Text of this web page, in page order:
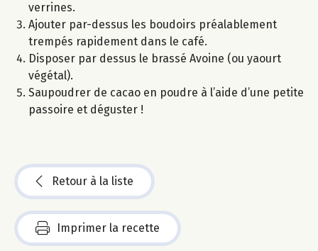
verrines.
Ajouter par-dessus les boudoirs préalablement
trempés rapidement dans le café.
Disposer par dessus le brassé Avoine (ou yaourt
végétal).
Saupoudrer de cacao en poudre à l’aide d’une petite
passoire et déguster !
Retour à la liste
Imprimer la recette